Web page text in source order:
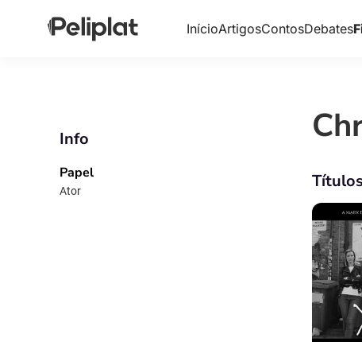
InícioArtigosContosDebates
Info
Papel
Ator